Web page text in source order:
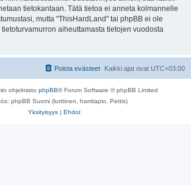
tietokantaan. Tätä tietoa ei anneta kolmannelle
mutta "ThisHardLand" tai phpBB ei ole
aiheuttamasta tietojen vuodosta
Kaikki ajat ovat UTC+03:00
Poista evästeet
ohjelmisto phpBB® Forum Software © phpBB Limited
phpBB Suomi (lurttinen, harritapio, Pettis)
Yksityisyys | Ehdot